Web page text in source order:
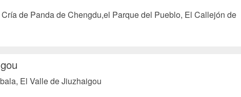
de Panda de Chengdu,el Parque del Pueblo, El Callejón de
El Valle de Jiuzhaigou